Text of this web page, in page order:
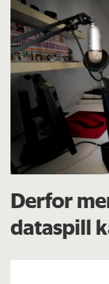
Derfor
dataspill